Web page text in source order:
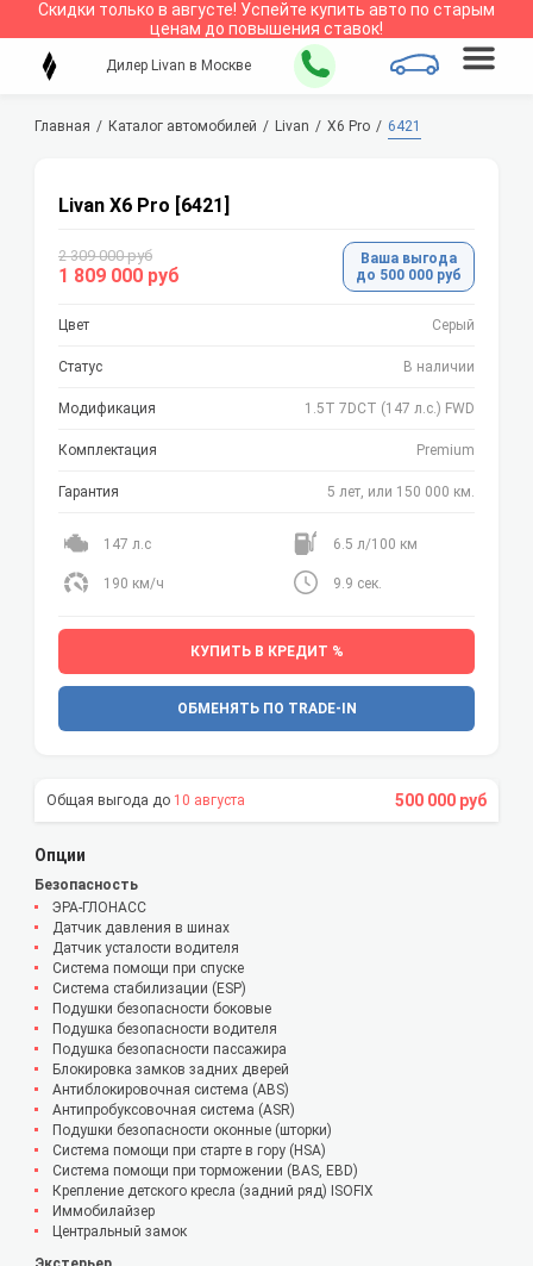
Скидки только в августе! Успейте купить авто по старым
ценам до повышения ставок!
Дилер Livan в Москве
Главная Каталог автомобилей Livan X6 Pro 6421
Livan X6 Pro [6421]
2 309 000 руб
1 809 000 руб
Ваша выгода
до 500 000 руб
Цвет Серый
Статус В наличии
Модификация 1.5T 7DCT (147 л.с.) FWD
Комплектация Premium
Гарантия 5 лет, или 150 000 км.
147 л.с 6.5 л/100 км
190 км/ч 9.9 сек.
КУПИТЬ В КРЕДИТ %
ОБМЕНЯТЬ ПО TRADE-IN
10 августа 500 000 руб
Опции
Безопасность
ЭРА-ГЛОНАСС
Датчик давления в шинах
Датчик усталости водителя
Система помощи при спуске
Система стабилизации (ESP)
Подушки безопасности боковые
Подушка безопасности водителя
Подушка безопасности пассажира
Блокировка замков задних дверей
Антиблокировочная система (ABS)
Антипробуксовочная система (ASR)
Подушки безопасности оконные (шторки)
Система помощи при старте в гору (HSA)
Система помощи при торможении (BAS, EBD)
Крепление детского кресла (задний ряд) ISOFIX
Иммобилайзер
Центральный замок